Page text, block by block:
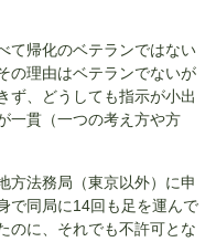
て帰化のベテランではない
の理由はベテランでないが
ず、どうしても指示が小出
一貫（一つの考え方や方
方法務局（東京以外）に申
で同局に14回も足を運んで
のに、それでも不許可とな